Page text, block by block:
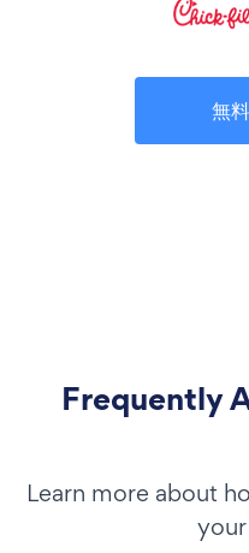
無
Frequently
Learn more about